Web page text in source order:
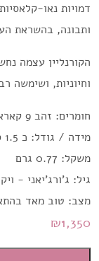
דמויות נאו-
ותבונה, בהשראת
הקורנליין עצמה
וחיוניות, ושימשה
חומרים: זהב 9 קאראט אדום, קורנליין
מידה / גודל: כ 1.5 סמ כולל התלי
משקל: 0.77 גרם
גיל: ג'ורג'יאני -
מצב: טוב מאד
₪1,350